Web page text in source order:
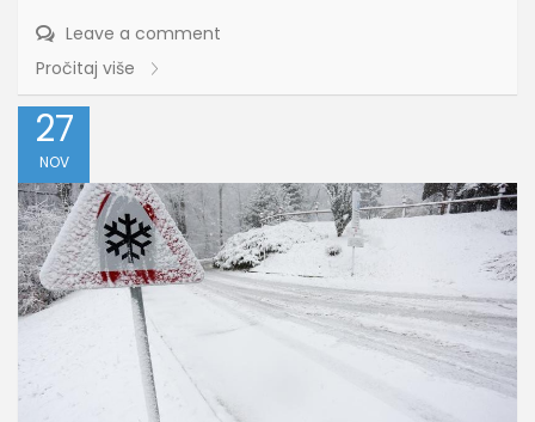
Leave a comment
Pročitaj više
27
NOV